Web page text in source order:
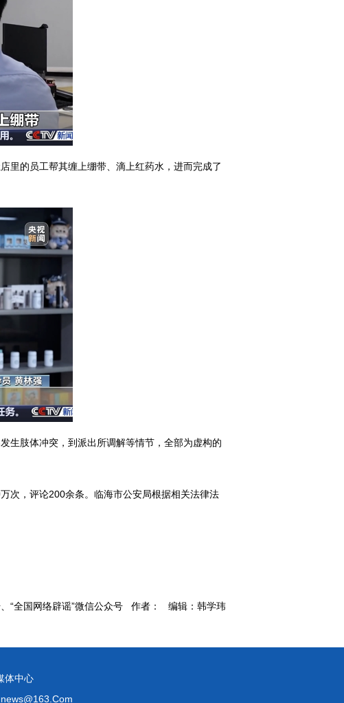
里的员工帮其缠上绷带、滴上红药水，进而完成了
生肢体冲突，到派出所调解等情节，全部为虚构的
次，评论200余条。临海市公安局根据相关法律法
、“全国网络辟谣”微信公众号 作者： 编辑：韩学玮
体中心